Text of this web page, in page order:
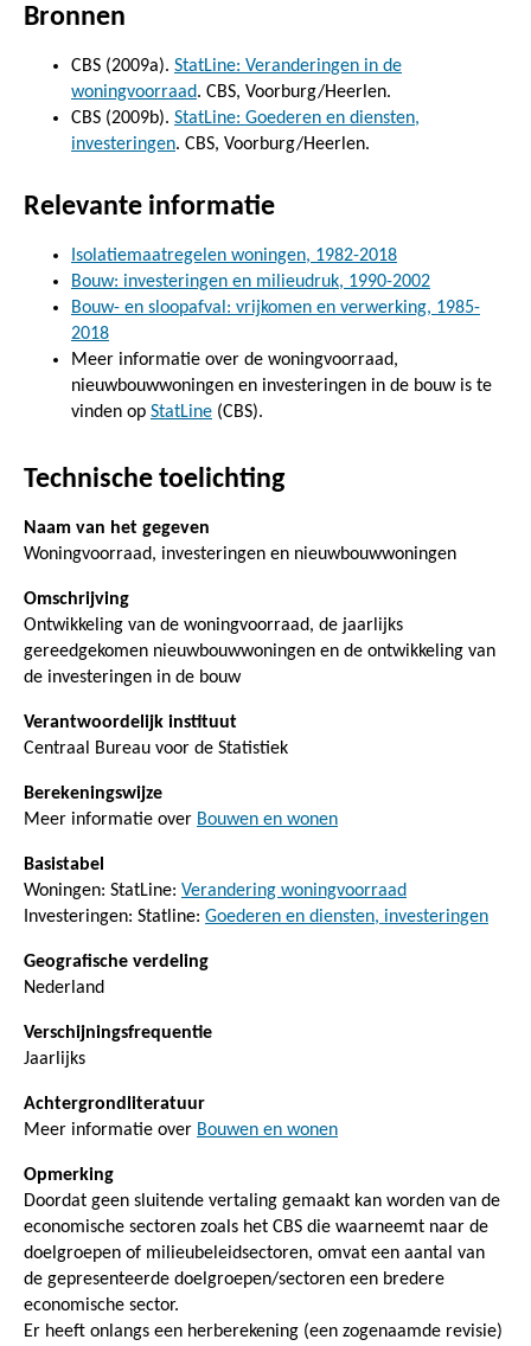
Bronnen
CBS (2009a). StatLine: Veranderingen in de
woningvoorraad. CBS, Voorburg/Heerlen.
CBS (2009b). StatLine: Goederen en diensten,
investeringen. CBS, Voorburg/Heerlen.
Relevante informatie
Isolatiemaatregelen woningen, 1982-2018
Bouw: investeringen en milieudruk, 1990-2002
Bouw- en sloopafval: vrijkomen en verwerking, 1985-
2018
Meer informatie over de woningvoorraad,
nieuwbouwwoningen en investeringen in de bouw is te
vinden op StatLine (CBS).
Technische toelichting
Naam van het gegeven
Woningvoorraad, investeringen en nieuwbouwwoningen
Omschrijving
Ontwikkeling van de woningvoorraad, de jaarlijks
gereedgekomen nieuwbouwwoningen en de ontwikkeling van
de investeringen in de bouw
Verantwoordelijk instituut
Centraal Bureau voor de Statistiek
Berekeningswijze
Meer informatie over Bouwen en wonen
Basistabel
Woningen: StatLine: Verandering woningvoorraad
Investeringen: Statline: Goederen en diensten, investeringen
Geografische verdeling
Nederland
Verschijningsfrequentie
Jaarlijks
Achtergrondliteratuur
Meer informatie over Bouwen en wonen
Opmerking
Doordat geen sluitende vertaling gemaakt kan worden van de
economische sectoren zoals het CBS die waarneemt naar de
doelgroepen of milieubeleidsectoren, omvat een aantal van
de gepresenteerde doelgroepen/sectoren een bredere
economische sector.
Er heeft onlangs een herberekening (een zogenaamde revisie)